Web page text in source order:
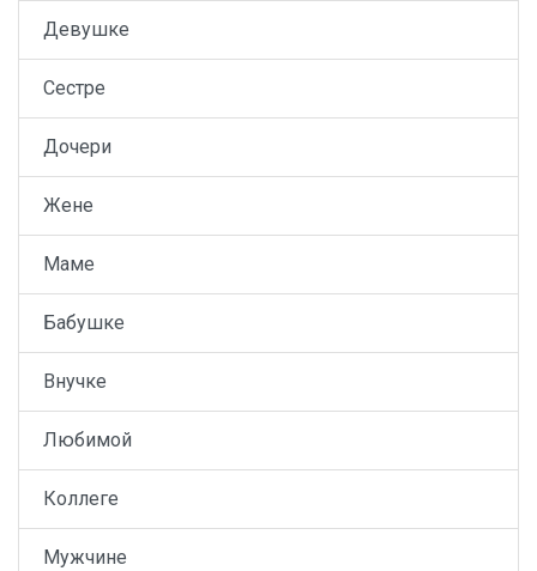
Девушке
Сестре
Дочери
Жене
Маме
Бабушке
Внучке
Любимой
Коллеге
Мужчине